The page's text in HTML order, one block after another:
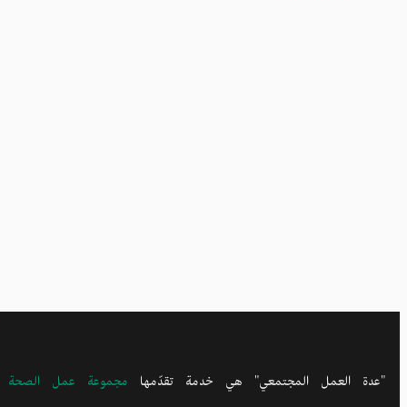
"عدة العمل المجتمعي" هي خدمة تقدّمها مجموعة عمل الصحة